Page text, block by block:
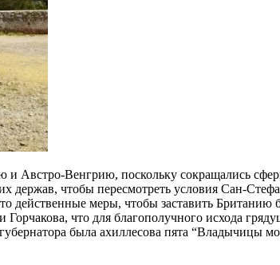
Австро-Венгрию, поскольку сокращались
держав, чтобы пересмотреть условия Сан-
действенные меры, чтобы заставить
что для благополучного исхода
была ахиллесова пята “Владычицы